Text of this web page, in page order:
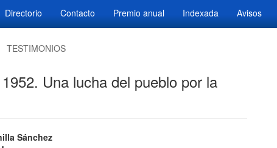
Directorio Contacto Premio anual Indexada Avisos
TESTIMONIOS
Una lucha del pueblo por la
Sánchez